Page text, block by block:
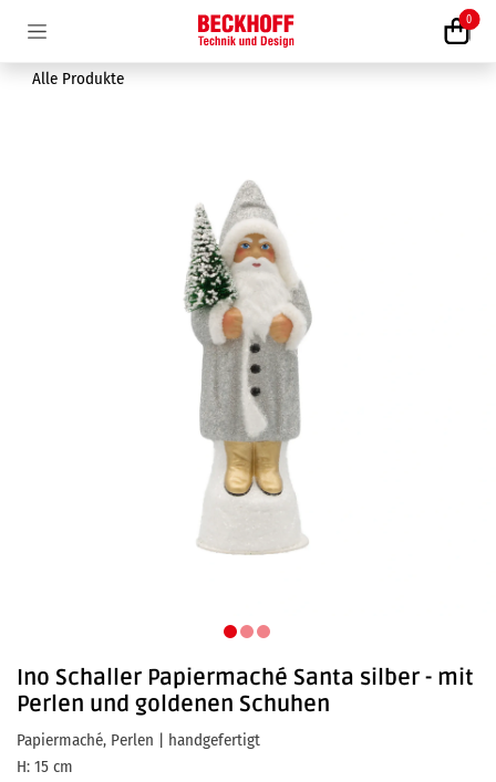
0
Alle Produkte
Ino Schaller Papiermaché Santa silber - mit
Perlen und goldenen Schuhen
Papiermaché, Perlen | handgefertigt
H: 15 cm